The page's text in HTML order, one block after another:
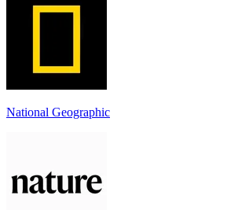
National Geographic